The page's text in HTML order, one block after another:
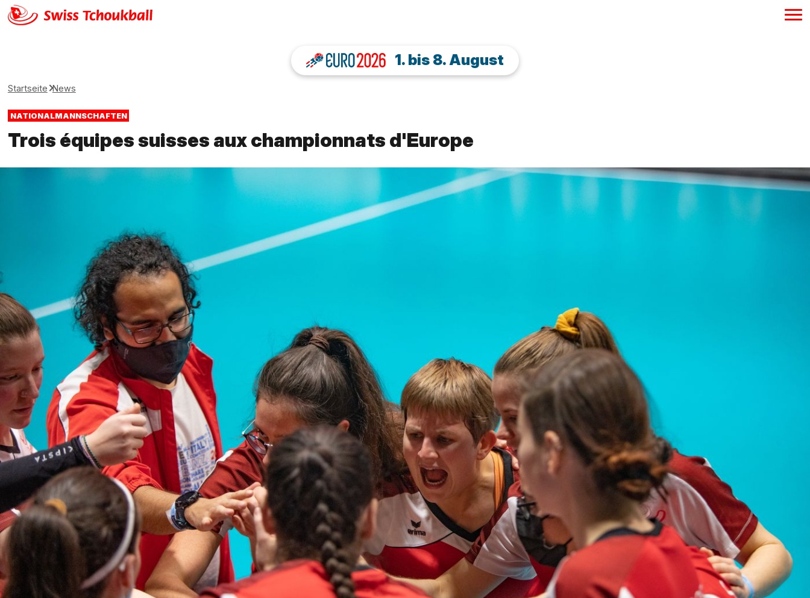
1. bis 8. August
Startseite News
NATIONALMANNSCHAFTEN
Trois équipes suisses aux championnats d'Europe